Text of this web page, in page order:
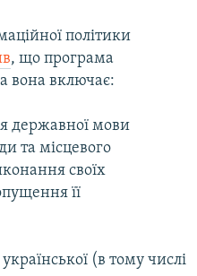
політики
, що програма
вона включає:
державної мови
та місцевого
своїх
її
(в тому числі